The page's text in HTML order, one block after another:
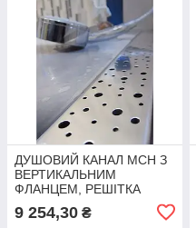
ДУШОВИЙ КАНАЛ МСН З
ВЕРТИКАЛЬНИМ
ФЛАНЦЕМ, РЕШІТКА
КРАПЛІ, СУХИЙ СИФОН
DN40, H65 ММ, L850 ММ
9 254,30 ₴